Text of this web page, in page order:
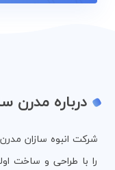
درباره مدرن
را با طراحی و ساخت